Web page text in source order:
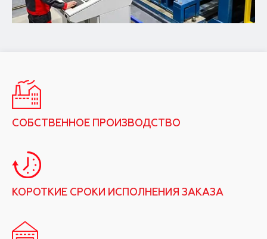
СОБСТВЕННОЕ ПРОИЗВОДСТВО
КОРОТКИЕ СРОКИ ИСПОЛНЕНИЯ ЗАКАЗА